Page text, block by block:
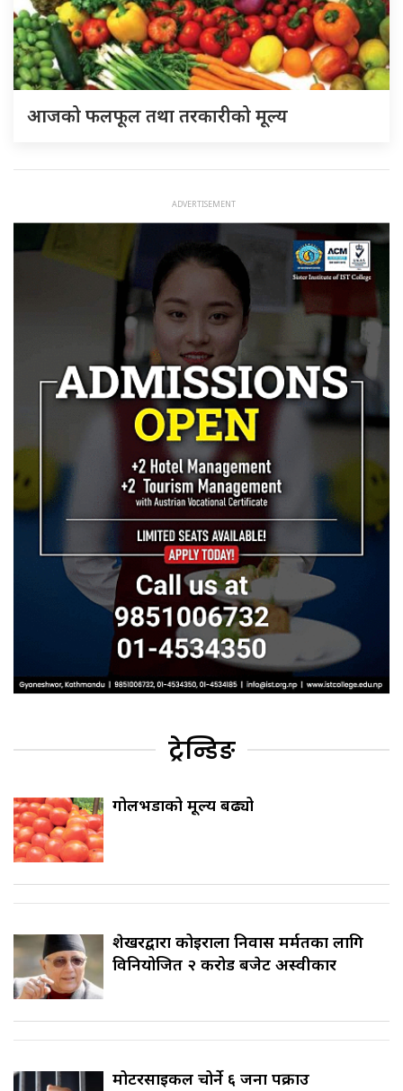
आजको फलफूल तथा तरकारीको मूल्य
ट्रेन्डिङ
गोलभेँडाको मूल्य बढ्यो
शेखरद्वारा कोइराला निवास मर्मतका लागि
विनियोजित २ करोड बजेट अस्वीकार
मोटरसाइकल चोर्ने ६ जना पक्राउ